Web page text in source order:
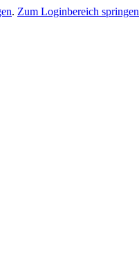
. Zum Loginbereich springen